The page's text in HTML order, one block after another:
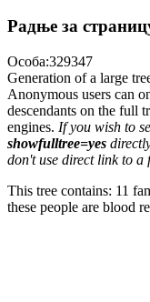
Радње за
Особа:329347
Generation of a large
Anonymous users can
descendants on the full
engines. If you wish to
showfulltree=yes
don't use direct link to a
This tree contains: 11
these people are blood